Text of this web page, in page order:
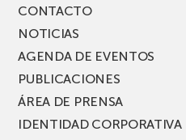
CONTACTO
NOTICIAS
AGENDA DE EVENTOS
PUBLICACIONES
ÁREA DE PRENSA
IDENTIDAD CORPORATIVA